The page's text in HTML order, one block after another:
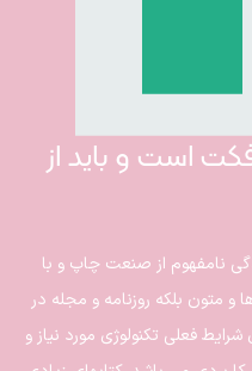
است و باید از
نامفهوم از صنعت چاپ و با
و متون بلکه روزنامه و مجله در
فعلی تکنولوژی مورد نیاز و